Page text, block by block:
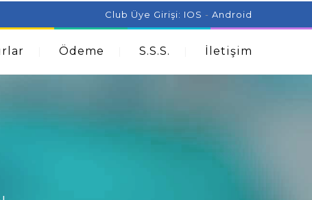
Can Help With Acne Problems Aromatherapy And
Club Üye Girişi: IOS - Android
Ödeme S.S.S. İletişim